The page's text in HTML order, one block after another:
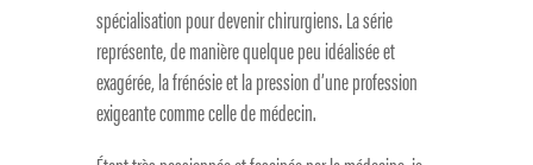
spécialisation pour devenir chirurgiens. La série
représente, de manière quelque peu idéalisée et
exagérée, la frénésie et la pression d’une profession
exigeante comme celle de médecin.